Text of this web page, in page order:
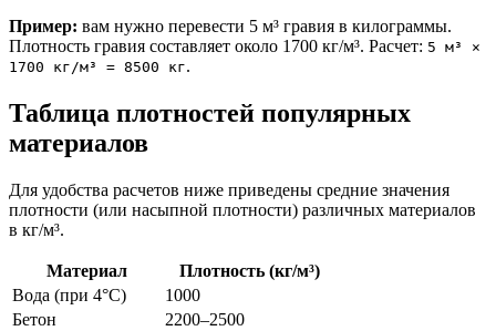
Пример: вам нужно перевести 5 м³ гравия в килограммы.
Плотность гравия составляет около 1700 кг/м³. Расчет: 5 м³ ×
1700 кг/м³ = 8500 кг.
Таблица плотностей популярных
материалов
Для удобства расчетов ниже приведены средние значения
плотности (или насыпной плотности) различных материалов
в кг/м³.
Материал
Плотность (кг/м³)
Вода (при 4°C)
1000
Бетон
2200–2500